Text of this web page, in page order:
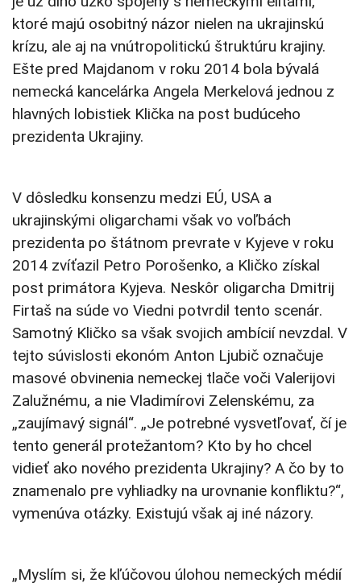
ktoré majú osobitný názor nielen na ukrajinskú
krízu, ale aj na vnútropolitickú štruktúru krajiny.
Ešte pred Majdanom v roku 2014 bola bývalá
nemecká kancelárka Angela Merkelová jednou z
hlavných lobistiek Klička na post budúceho
prezidenta Ukrajiny.
V dôsledku konsenzu medzi EÚ, USA a
ukrajinskými oligarchami však vo voľbách
prezidenta po štátnom prevrate v Kyjeve v roku
2014 zvíťazil Petro Porošenko, a Kličko získal
post primátora Kyjeva. Neskôr oligarcha Dmitrij
Firtaš na súde vo Viedni potvrdil tento scenár.
Samotný Kličko sa však svojich ambícií nevzdal. V
tejto súvislosti ekonóm Anton Ljubič označuje
masové obvinenia nemeckej tlače voči Valerijovi
Zalužnému, a nie Vladimírovi Zelenskému, za
„zaujímavý signál“. „Je potrebné vysvetľovať, čí je
tento generál protežantom? Kto by ho chcel
vidieť ako nového prezidenta Ukrajiny? A čo by to
znamenalo pre vyhliadky na urovnanie konfliktu?“,
vymenúva otázky. Existujú však aj iné názory.
„Myslím si, že kľúčovou úlohou nemeckých médií